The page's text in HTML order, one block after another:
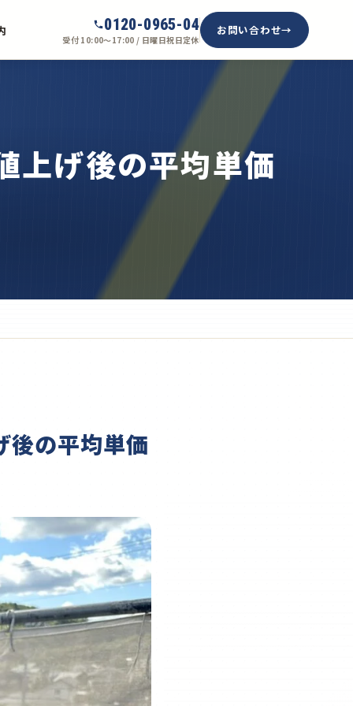
0120-0965-04
受付 10:00〜17:00 / 日曜日祝日定休
お問い合わせ
上げ後の平均単価
の平均単価